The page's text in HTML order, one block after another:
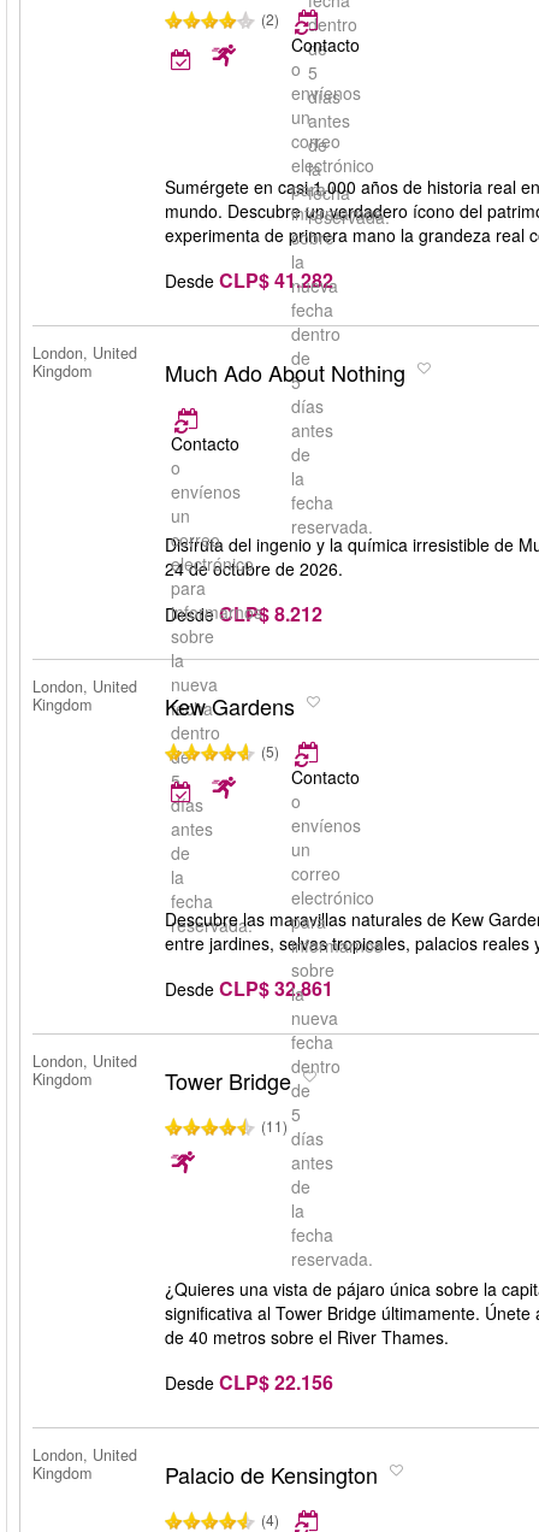
dentro
de
5
días
antes
de
la
fecha
reservada.
(2)
Contacto
o
envíenos
un
correo
electrónico
para
informarnos
sobre
la
nueva
fecha
dentro
de
5
días
antes
de
la
fecha
reservada.
Sumérgete en casi 1.000 años de historia real
mundo. Descubre un verdadero ícono del
experimenta de primera mano la grandeza real
Desde CLP$ 41.282
London, United
Kingdom
Much Ado About Nothing
Contacto
o
envíenos
un
correo
electrónico
para
informarnos
sobre
la
nueva
fecha
dentro
de
5
días
antes
de
la
fecha
reservada.
Disfruta del ingenio y la química irresistible de
24 de octubre de 2026.
Desde CLP$ 8.212
London, United
Kingdom
Kew Gardens
(5)
Contacto
o
envíenos
un
correo
electrónico
para
informarnos
sobre
la
nueva
fecha
dentro
de
5
días
antes
de
la
fecha
reservada.
Descubre las maravillas naturales de Kew
entre jardines, selvas tropicales, palacios reales
Desde CLP$ 32.861
London, United
Kingdom
Tower Bridge
(11)
¿Quieres una vista de pájaro única sobre la
significativa al Tower Bridge últimamente.
de 40 metros sobre el River Thames.
Desde CLP$ 22.156
London, United
Kingdom
Palacio de Kensington
(4)